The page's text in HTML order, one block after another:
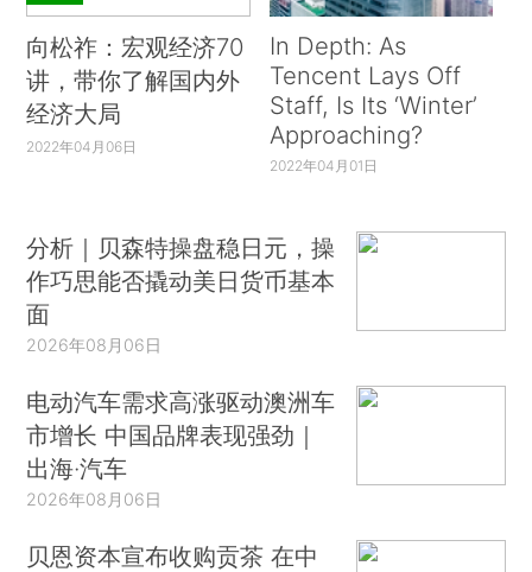
向松祚：宏观经济70
讲，带你了解国内外
经济大局
2022年04月06日
In Depth: As
Tencent Lays Off
Staff, Is Its ‘Winter’
Approaching?
2022年04月01日
分析｜贝森特操盘稳日元，操
作巧思能否撬动美日货币基本
面
2026年08月06日
电动汽车需求高涨驱动澳洲车
市增长 中国品牌表现强劲｜
出海·汽车
2026年08月06日
贝恩资本宣布收购贡茶 在中